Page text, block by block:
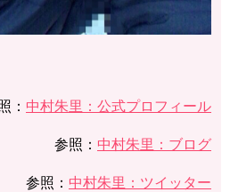
： 中村朱里：公式プロフィール
参照： 中村朱里：ブログ
参照： 中村朱里：ツイッター